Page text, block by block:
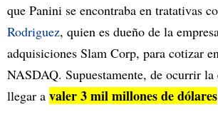
que Panini se encontraba en tratativas
Rodriguez, quien es dueño de la
adquisiciones Slam Corp, para cotizar
NASDAQ. Supuestamente, de ocurrir la
llegar a valer 3 mil millones de dólares